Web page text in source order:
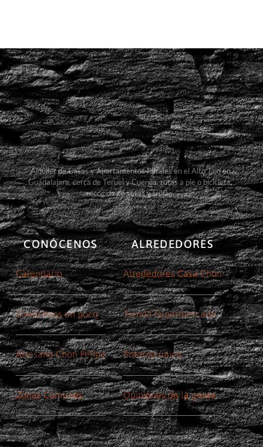
Alquiler de Casas y Apartamentos Rurales en el Alto Tajo en
Guadalajara, cerca de Teruel y Cuenca, rutas a pie o bicicleta,
recogida de setas y trufas.
CONÓCENOS
Calendario
Conócenos un poco
Artesana Chon Felipe
Zonas Comunes
ALREDEDORES
Alrededores Casa Chon
Tienda Supermercado
Entorno único
Opiniones de la gente